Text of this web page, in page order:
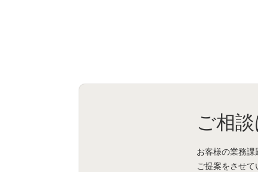
ご相
お客様の業務課
ご提案をさせて